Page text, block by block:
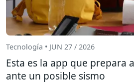
Tecnología • JUN 27 / 2026
Esta es la app que prepara
ante un posible sismo